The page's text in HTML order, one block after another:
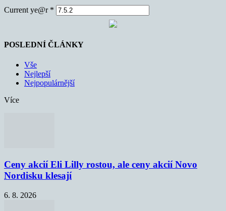
Current ye@r *
POSLEDNÍ ČLÁNKY
Vše
Nejlepší
Nejpopulárnější
Více
Ceny akcií Eli Lilly rostou, ale ceny akcií Novo
Nordisku klesají
6. 8. 2026